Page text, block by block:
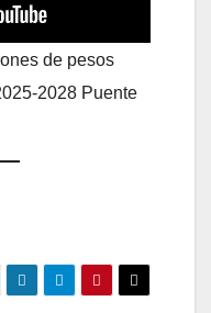
de pesos
2028 Puente